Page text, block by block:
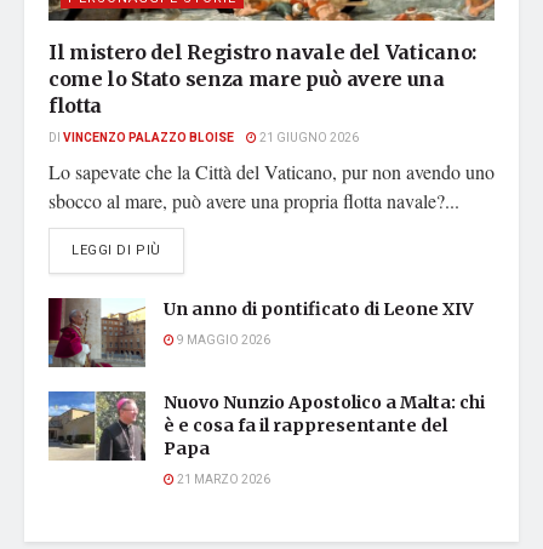
Il mistero del Registro navale del Vaticano:
come lo Stato senza mare può avere una
flotta
DI VINCENZO PALAZZO BLOISE 21 GIUGNO 2026
Lo sapevate che la Città del Vaticano, pur non avendo uno
sbocco al mare, può avere una propria flotta navale?...
LEGGI DI PIÙ
Un anno di pontificato di Leone XIV
9 MAGGIO 2026
Nuovo Nunzio Apostolico a Malta: chi
è e cosa fa il rappresentante del
Papa
21 MARZO 2026